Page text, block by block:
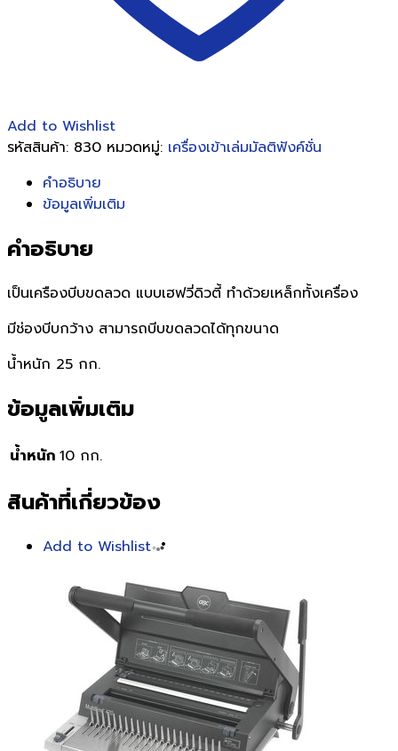
Add to Wishlist
รหัสสินค้า: 830 หมวดหมู่: เครื่องเข้าเล่มมัลติฟังค์ชั่น
คำอธิบาย
ข้อมูลเพิ่มเติม
คำอธิบาย
เป็นเครืองบีบขดลวด แบบเฮฟวี่ดิวตี้ ทำด้วยเหล็กทั้งเครื่อง
มีช่องบีบกว้าง สามารถบีบขดลวดได้ทุกขนาด
น้ำหนัก 25 กก.
ข้อมูลเพิ่มเติม
น้ำหนัก 10 กก.
สินค้าที่เกี่ยวข้อง
Add to Wishlist